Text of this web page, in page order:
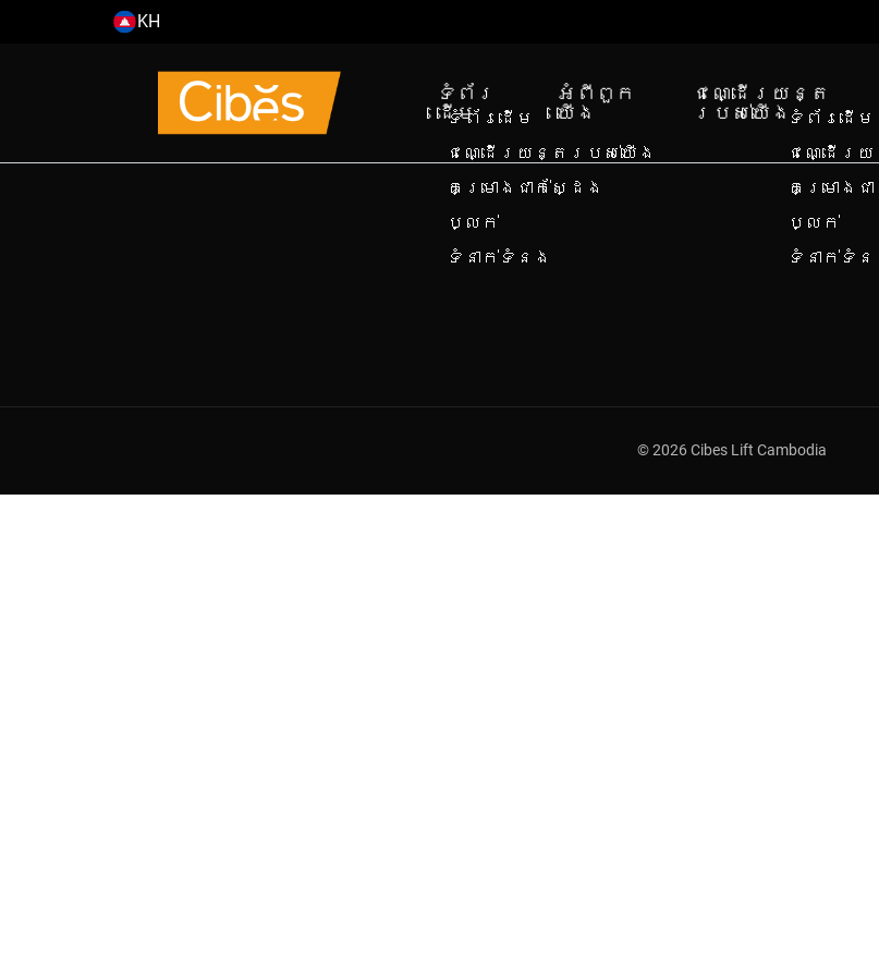
KH
ទំព័រ
ដើម
អំពី​ពួក​
យើង
ជណ្ដើរយន្ត
របស់យើង
ទំព័រដើម
ជណ្ដើរយន្តរបស់យើង
គម្រោងជាក់ស្ដែង
ប្លក់
ទំនាក់ទំនង
ទំព័រដើម
ជណ្ដើរ
គម្រោងជ
ប្លក់
ទំនាក់ទំន
© 2026 Cibes Lift Cambodia